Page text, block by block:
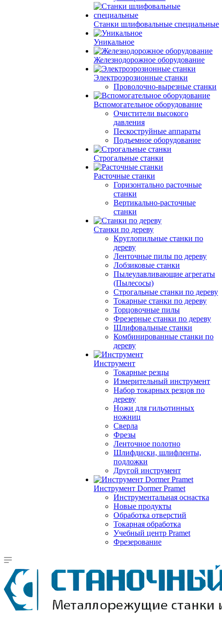
Станки шлифовальные специальные
Уникальное
Железнодорожное оборудование
Электроэрозионные станки
Проволочно-вырезные станки
Вспомогательное оборудование
Очистители высокого
давления
Пескоструйные аппараты
Подъемное оборудование
Строгальные станки
Расточные станки
Горизонтально расточные
станки
Вертикально-расточные
станки
Станки по дереву
Круглопильные станки по
дереву
Ленточные пилы по дереву
Лобзиковые станки
Пылеулавливающие агрегаты
(Пылесосы)
Строгальные станки по дереву
Токарные станки по дереву
Торцовочные пилы
Фрезерные станки по дереву
Шлифовальные станки
Комбинированные станки по
дереву
Инструмент
Токарные резцы
Измерительный инструмент
Набор токарных резцов по
дереву
Ножи для гильотинных
ножниц
Сверла
Фрезы
Ленточное полотно
Шлифдиски, шлифленты,
подложки
Другой инструмент
Инструмент Dormer Pramet
Инструментальная оснастка
Новые продукты
Обработка отверстий
Токарная обработка
Учебный центр Pramet
Фрезерование